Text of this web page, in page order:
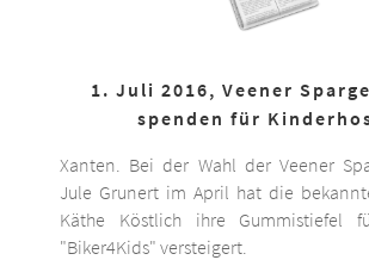
1. Juli 2016, Veener
spenden für
Xanten. Bei der Wahl der Veener
Jule Grunert im April hat die
Käthe Köstlich ihre Gummistiefel
"Biker4Kids" versteigert.